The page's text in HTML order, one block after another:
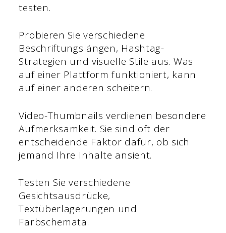
testen.
Probieren Sie verschiedene
Beschriftungslängen, Hashtag-
Strategien und visuelle Stile aus. Was
auf einer Plattform funktioniert, kann
auf einer anderen scheitern.
Video-Thumbnails verdienen besondere
Aufmerksamkeit. Sie sind oft der
entscheidende Faktor dafür, ob sich
jemand Ihre Inhalte ansieht.
Testen Sie verschiedene
Gesichtsausdrücke,
Textüberlagerungen und
Farbschemata.